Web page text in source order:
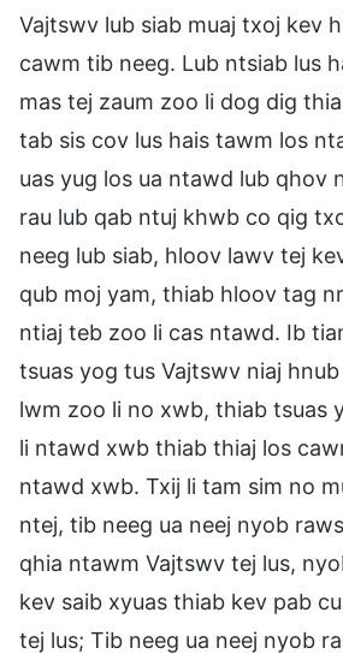
Vajtswv lub siab muaj txoj kev
cawm tib neeg. Lub ntsiab lus
mas tej zaum zoo li dog dig
tab sis cov lus hais tawm los
uas yug los ua ntawd lub qhov
rau lub qab ntuj khwb co qig
neeg lub siab, hloov lawv tej
qub moj yam, thiab hloov tag
ntiaj teb zoo li cas ntawd. Ib
tsuas yog tus Vajtswv niaj
lwm zoo li no xwb, thiab tsuas
li ntawd xwb thiab thiaj los
ntawd xwb. Txij li tam sim no
ntej, tib neeg ua neej nyob
qhia ntawm Vajtswv tej lus,
kev saib xyuas thiab kev pab
tej lus; Tib neeg ua neej nyob